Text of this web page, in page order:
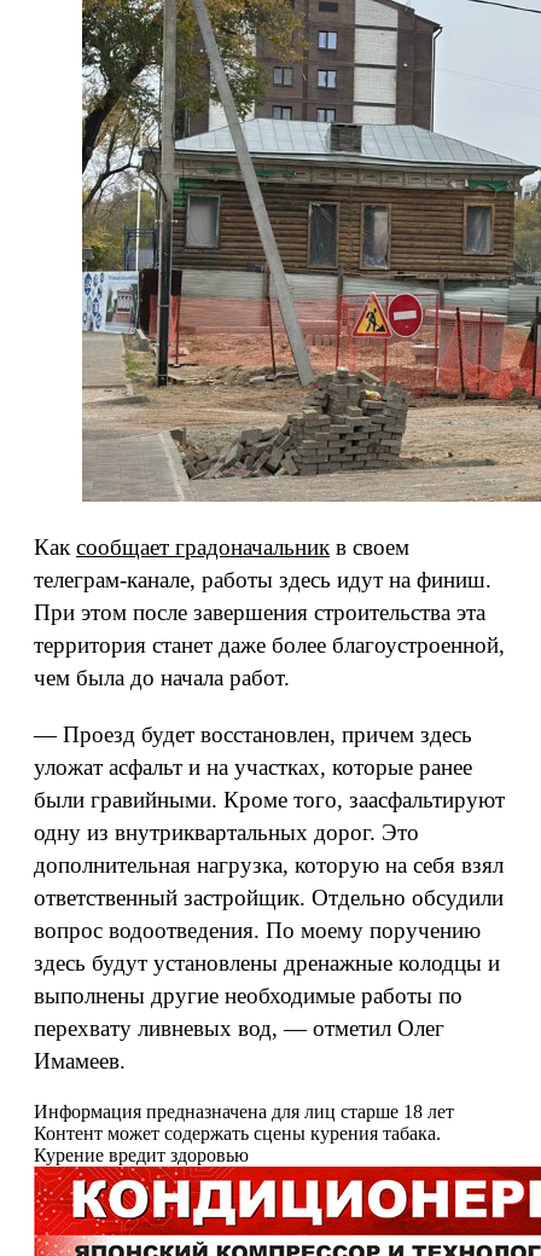
Как сообщает градоначальник в своем
телеграм-канале, работы здесь идут на финиш.
При этом после завершения строительства эта
территория станет даже более благоустроенной,
чем была до начала работ.
— Проезд будет восстановлен, причем здесь
уложат асфальт и на участках, которые ранее
были гравийными. Кроме того, заасфальтируют
одну из внутриквартальных дорог. Это
дополнительная нагрузка, которую на себя взял
ответственный застройщик. Отдельно обсудили
вопрос водоотведения. По моему поручению
здесь будут установлены дренажные колодцы и
выполнены другие необходимые работы по
перехвату ливневых вод, — отметил Олег
Имамеев.
Информация предназначена для лиц старше 18 лет
Контент может содержать сцены курения табака.
Курение вредит здоровью